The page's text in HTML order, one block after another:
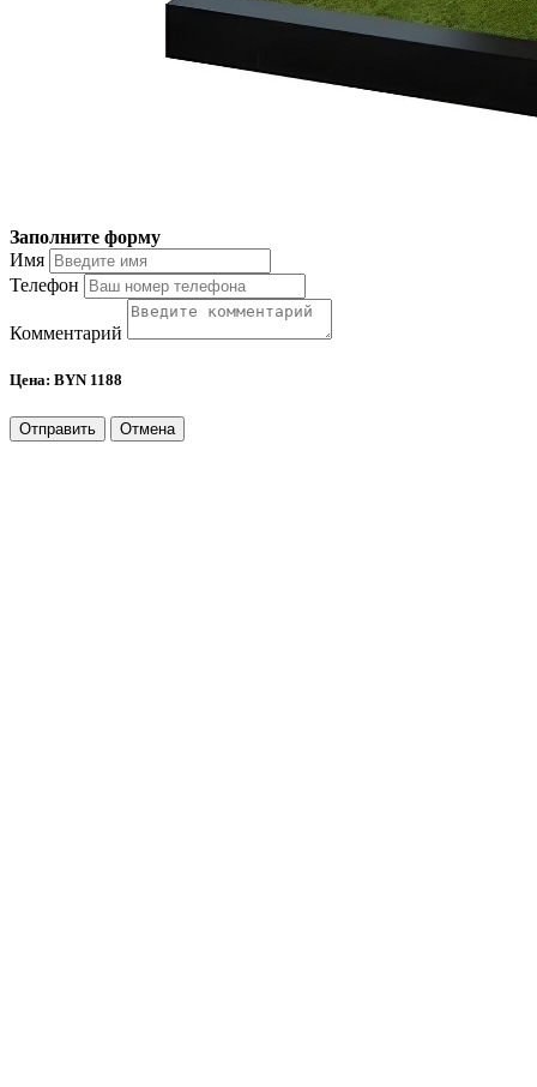
Заполните форму
Имя
Телефон
Комментарий
Цена: BYN 1188
Отправить Отмена